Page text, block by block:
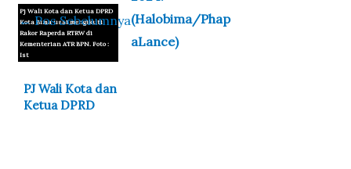
Pj Wali Kota dan Ketua DPRD
Kota Bima usai mengikuti
Rakor Raperda RTRW di
Kementerian ATR BPN. Foto :
Ist
PJ Wali Kota dan
Ketua DPRD
←Pos Sebelumnya